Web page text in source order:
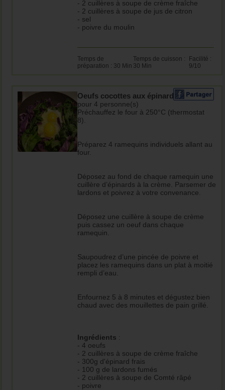
- 2 cuillères à soupe de crème fraîche
- 2 cuillères à soupe de jus de citron
- sel
- poivre du moulin
Temps de
préparation : 30 Min
Temps de cuisson :
30 Min
Facilité :
9/10
Oeufs cocottes aux épinards
pour 4 personne(s)
Préchauffez le four à 250°C (thermostat
8).
Préparez 4 ramequins individuels allant au
four.
Déposez au fond de chaque ramequin une
cuillère d’épinards à la crème. Parsemer de
lardons et poivrez à votre convenance.
Déposez une cuillère à soupe de crème
puis cassez un oeuf dans chaque
ramequin.
Saupoudrez d’une pincée de poivre et
placez les ramequins dans un plat à moitié
rempli d’eau.
Enfournez 5 à 8 minutes et dégustez bien
chaud avec des mouillettes de pain grillé.
Ingrédients :
- 4 oeufs
- 2 cuillères à soupe de crème fraîche
- 300g d'épinard frais
- 100 g de lardons fumés
- 2 cuillères à soupe de Comté râpé
- poivre